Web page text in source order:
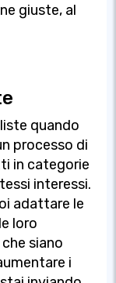
giuste, al
quando
processo di
in categorie
interessi.
adattare le
loro
siano
i